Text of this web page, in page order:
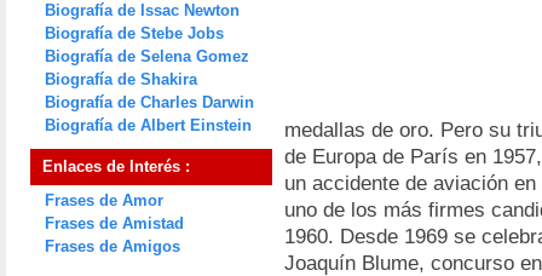
Biografía de Issac Newton
Biografía de Stebe Jobs
Biografía de Selena Gomez
Biografía de Shakira
Biografía de Charles Darwin
Biografía de Albert Einstein
Enlaces de Interés :
Frases de Amor
Frases de Amistad
Frases de Amigos
medallas de oro. Pero su
de Europa de París en
un accidente de aviación
uno de los más firmes
1960. Desde 1969 se
Joaquín Blume, concurso